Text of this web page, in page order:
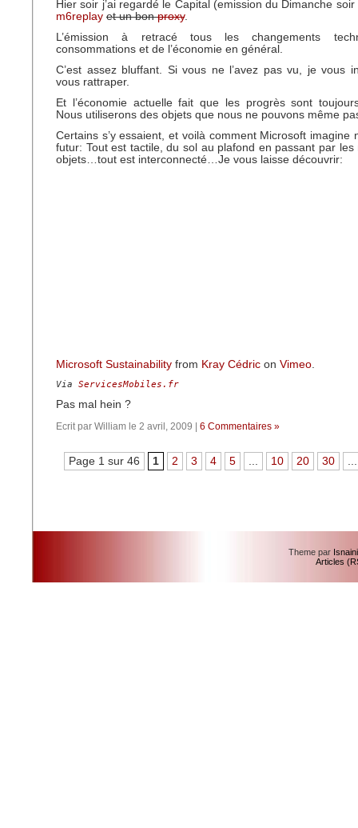
Hier soir j’ai regardé le Capital (emission du Dimanche
m6replay et un bonproxy.
L’émission à retracé tous les changements
consommations et de l’économie en général.
C’est assez bluffant. Si vous ne l’avez pas vu, je vous
vous rattraper.
Et l’économie actuelle fait que les progrès sont
Nous utiliserons des objets que nous ne pouvons même
Certains s’y essaient, et voilà comment Microsoft imagine
futur: Tout est tactile, du sol au plafond en passant par
objets…tout est interconnecté…Je vous laisse découvrir:
Microsoft Sustainability from Kray Cédric on Vimeo.
Via ServicesMobiles.fr
Pas mal hein ?
Ecrit par William le 2 avril, 2009 | 6 Commentaires »
Page 1 sur 46 1 2 3 4 5 ... 10 20 30 ...
Theme par
Articles